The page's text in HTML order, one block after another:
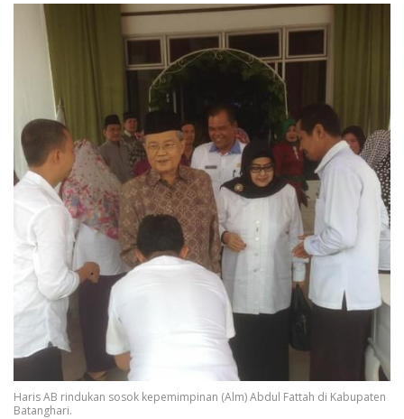
Haris AB rindukan sosok kepemimpinan (Alm) Abdul Fattah di Kabupaten
Batanghari.